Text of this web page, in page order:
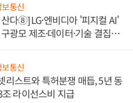
보통신
다⑧] LG·엔비디아 '피지컬 AI'
광모 제조·데이터·기술 결집
보통신
리스트와 특허분쟁 매듭, 5년 동
라이선스비 지급